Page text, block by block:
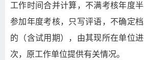
工作时间合并计算，不满考核年度
参加年度考核，只写评语，不确定
的（含试用期），由其现所在单位
次，原工作单位提供有关情况。